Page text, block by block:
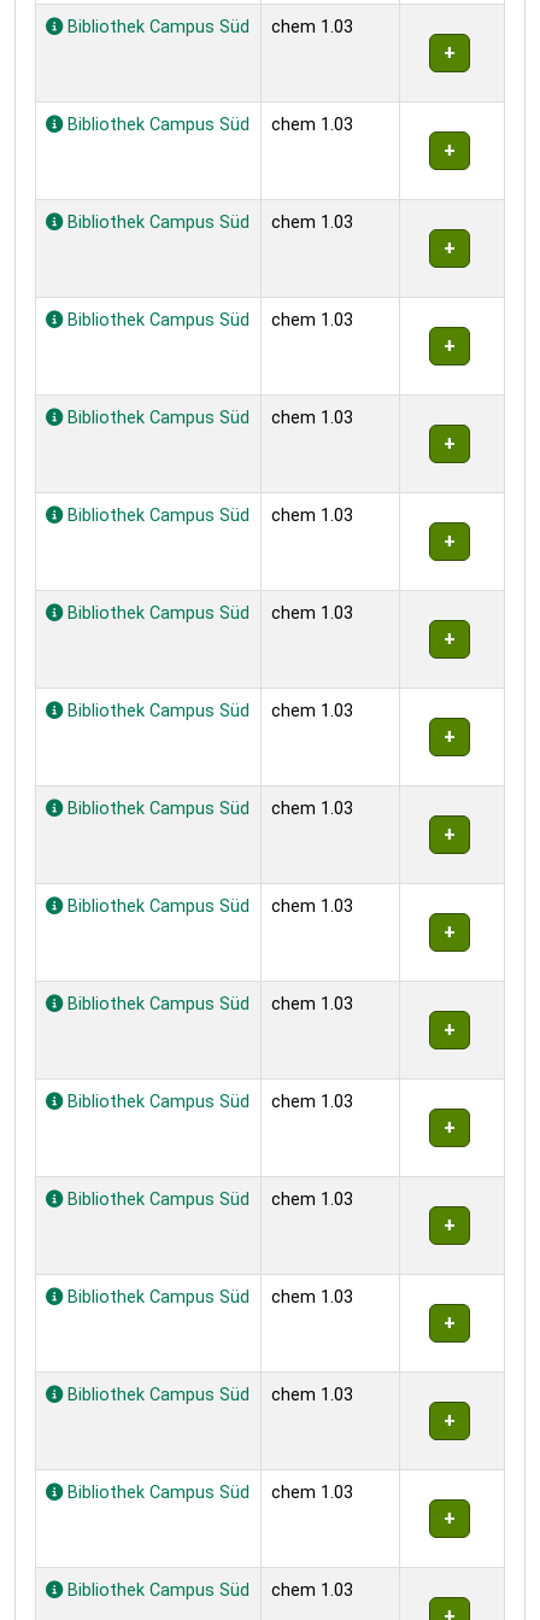
Bibliothek Campus Süd chem 1.03
Bibliothek Campus Süd chem 1.03
Bibliothek Campus Süd chem 1.03
Bibliothek Campus Süd chem 1.03
Bibliothek Campus Süd chem 1.03
Bibliothek Campus Süd chem 1.03
Bibliothek Campus Süd chem 1.03
Bibliothek Campus Süd chem 1.03
Bibliothek Campus Süd chem 1.03
Bibliothek Campus Süd chem 1.03
Bibliothek Campus Süd chem 1.03
Bibliothek Campus Süd chem 1.03
Bibliothek Campus Süd chem 1.03
Bibliothek Campus Süd chem 1.03
Bibliothek Campus Süd chem 1.03
Bibliothek Campus Süd chem 1.03
Bibliothek Campus Süd chem 1.03